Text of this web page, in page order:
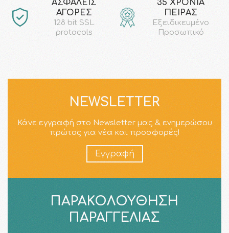
AΣΦΑΛΕΙΣ
ΑΓΟΡΕΣ
128 bit SSL
protocols
35 ΧΡΟΝΙΑ
ΠΕΙΡΑΣ
Εξειδικευμένο
Προσωπικό
NEWSLETTER
Κάνε εγγραφή στο Newsletter μας & ενημερώσου
πρώτος για νέα και προσφορές!
Εγγραφή
ΠΑΡΑΚΟΛΟΎΘΗΣΗ
ΠΑΡΑΓΓΕΛΊΑΣ